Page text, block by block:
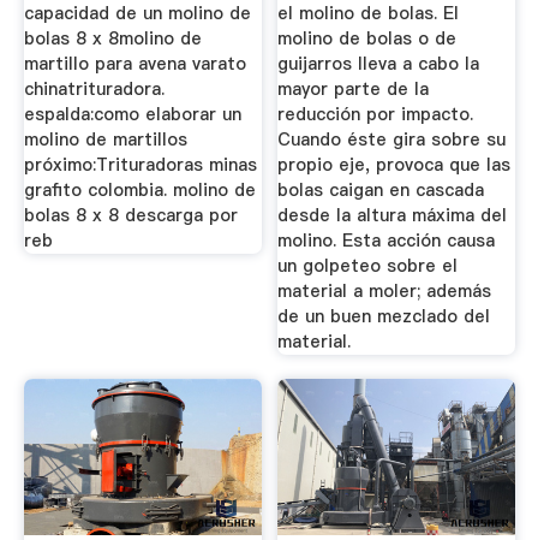
capacidad de un molino de
bolas 8 x 8molino de
martillo para avena varato
chinatrituradora.
espalda:como elaborar un
molino de martillos
próximo:Trituradoras minas
grafito colombia. molino de
bolas 8 x 8 descarga por
reb
el molino de bolas. El
molino de bolas o de
guijarros lleva a cabo la
mayor parte de la
reducción por impacto.
Cuando éste gira sobre su
propio eje, provoca que las
bolas caigan en cascada
desde la altura máxima del
molino. Esta acción causa
un golpeteo sobre el
material a moler; además
de un buen mezclado del
material.